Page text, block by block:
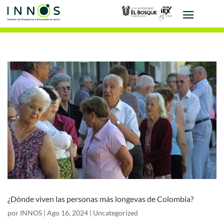
¿Dónde viven las personas más longevas de Colombia?
por INNOS | Ago 16, 2024 | Uncategorized